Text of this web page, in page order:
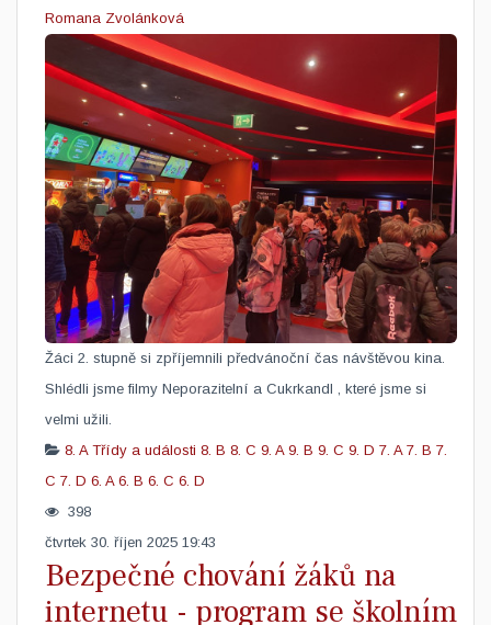
Romana Zvolánková
Žáci 2. stupně si zpříjemnili předvánoční čas návštěvou kina.
Shlédli jsme filmy Neporazitelní a Cukrkandl , které jsme si
velmi užili.
8. A Třídy a události 8. B 8. C 9. A 9. B 9. C 9. D 7. A 7. B 7.
C 7. D 6. A 6. B 6. C 6. D
398
čtvrtek 30. říjen 2025 19:43
Bezpečné chování žáků na
internetu - program se školním